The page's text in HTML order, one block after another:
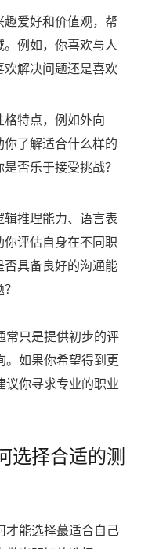
趣爱好和价值观，帮
例如，你喜欢与人
解决问题还是喜欢
格特点，例如外向
了解适合什么样的
否乐于接受挑战？
辑推理能力、语言表
评估自身在不同职
否具备良好的沟通能
常只是提供初步的评
。如果你希望得到更
议你寻求专业的职业
选择合适的测
才能选择蕞适合自己